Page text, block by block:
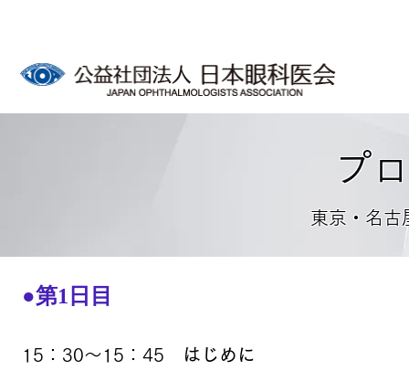
プ
東京・名古
●第1日目
15：30～15：45
はじめに